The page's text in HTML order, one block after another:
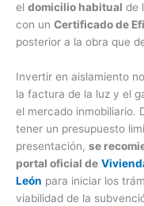
el domicilio habitual de
con un Certificado de
posterior a la obra que
Invertir en aislamiento
la factura de la luz y el
el mercado inmobiliario.
tener un presupuesto
presentación, se
portal oficial de
León para iniciar los
viabilidad de la